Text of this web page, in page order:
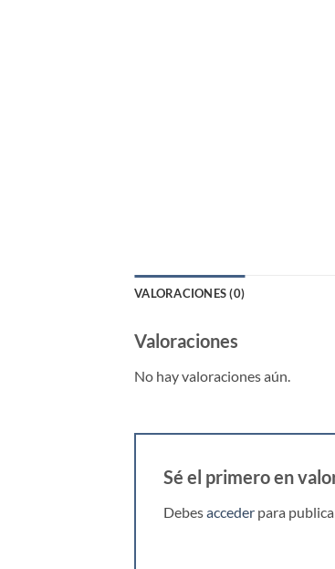
VALORACIONES (0)
Valoraciones
No hay valoraciones aún.
Sé el primero en
Debesacceder para